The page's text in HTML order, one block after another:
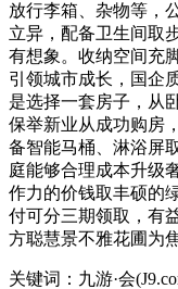
放行李箱、杂物等，
立异，配备卫生间取
有想象。收纳空间充
引领城市成长，国企
是选择一套房子，从
保举新业从成功购房
备智能马桶、淋浴屏
庭能够合理成本升级
作力的价钱取丰硕的
付可分三期领取，有
方聪慧景不雅花圃为
关键词：九游·会